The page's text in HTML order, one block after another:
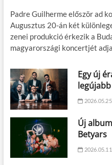
Padre Guilherme először ad
Augusztus 20-án két
zenei produkció érkezik a
magyarországi koncertjét
Egy új
legújabb
2026.05.25.
Új
Betyars
2026.05.11.